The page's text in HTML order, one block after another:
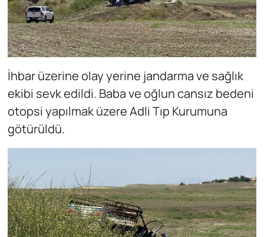
İhbar üzerine olay yerine jandarma ve sağlık
ekibi sevk edildi. Baba ve oğlun cansız bedeni
otopsi yapılmak üzere Adli Tıp Kurumuna
götürüldü.